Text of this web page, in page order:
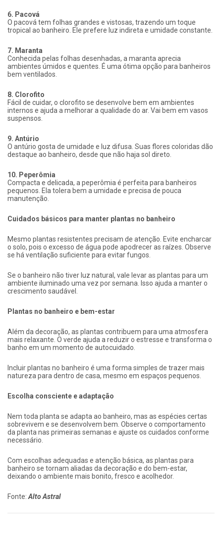
6. Pacová
O pacová tem folhas grandes e vistosas, trazendo um toque
tropical ao banheiro. Ele prefere luz indireta e umidade constante.
7. Maranta
Conhecida pelas folhas desenhadas, a maranta aprecia
ambientes úmidos e quentes. É uma ótima opção para banheiros
bem ventilados.
8. Clorofito
Fácil de cuidar, o clorofito se desenvolve bem em ambientes
internos e ajuda a melhorar a qualidade do ar. Vai bem em vasos
suspensos.
9. Antúrio
O antúrio gosta de umidade e luz difusa. Suas flores coloridas dão
destaque ao banheiro, desde que não haja sol direto.
10. Peperômia
Compacta e delicada, a peperômia é perfeita para banheiros
pequenos. Ela tolera bem a umidade e precisa de pouca
manutenção.
Cuidados básicos para manter plantas no banheiro
Mesmo plantas resistentes precisam de atenção. Evite encharcar
o solo, pois o excesso de água pode apodrecer as raízes. Observe
se há ventilação suficiente para evitar fungos.
Se o banheiro não tiver luz natural, vale levar as plantas para um
ambiente iluminado uma vez por semana. Isso ajuda a manter o
crescimento saudável.
Plantas no banheiro e bem-estar
Além da decoração, as plantas contribuem para uma atmosfera
mais relaxante. O verde ajuda a reduzir o estresse e transforma o
banho em um momento de autocuidado.
Incluir plantas no banheiro é uma forma simples de trazer mais
natureza para dentro de casa, mesmo em espaços pequenos.
Escolha consciente e adaptação
Nem toda planta se adapta ao banheiro, mas as espécies certas
sobrevivem e se desenvolvem bem. Observe o comportamento
da planta nas primeiras semanas e ajuste os cuidados conforme
necessário.
Com escolhas adequadas e atenção básica, as plantas para
banheiro se tornam aliadas da decoração e do bem-estar,
deixando o ambiente mais bonito, fresco e acolhedor.
Fonte: Alto Astral